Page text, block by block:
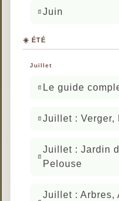
Juin
☀️ ÉTÉ
Juillet
Le guide
Juillet : Verger,
Juillet : Jardin
Pelouse
Juillet : Arbres,